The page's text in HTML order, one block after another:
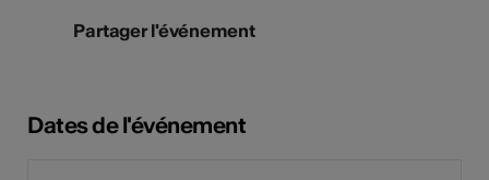
Partager l'événement
Dates de l'événement